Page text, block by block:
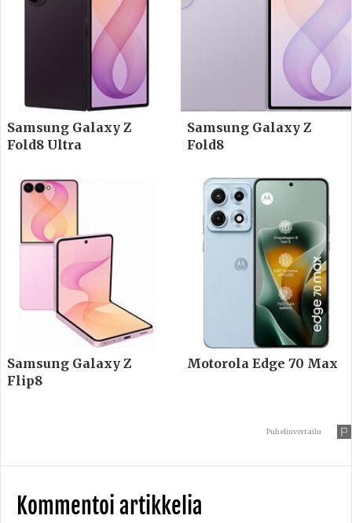
Samsung Galaxy Z
Fold8 Ultra
Samsung Galaxy Z
Fold8
Samsung Galaxy Z
Flip8
Motorola Edge 70 Max
Puhelinvertailu
Kommentoi artikkelia